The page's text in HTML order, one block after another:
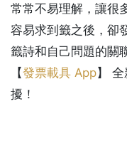
常常不易理解，讓很
容易求到籤之後，卻
籤詩和自己問題的關
【發票載具 App】
全
擾！